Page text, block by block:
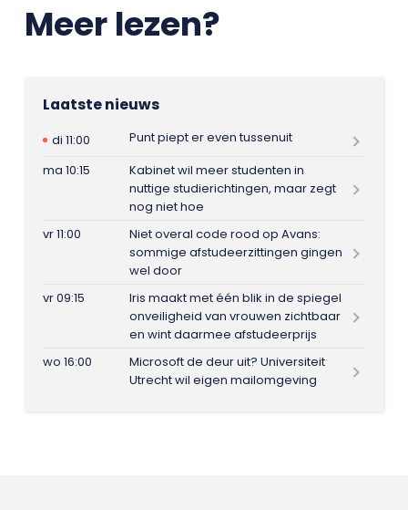
Meer lezen?
Laatste nieuws
di 11:00
Punt piept er even tussenuit
ma 10:15
Kabinet wil meer studenten in
nuttige studierichtingen, maar zegt
nog niet hoe
vr 11:00
Niet overal code rood op Avans:
sommige afstudeerzittingen gingen
wel door
vr 09:15
Iris maakt met één blik in de spiegel
onveiligheid van vrouwen zichtbaar
en wint daarmee afstudeerprijs
wo 16:00
Microsoft de deur uit? Universiteit
Utrecht wil eigen mailomgeving